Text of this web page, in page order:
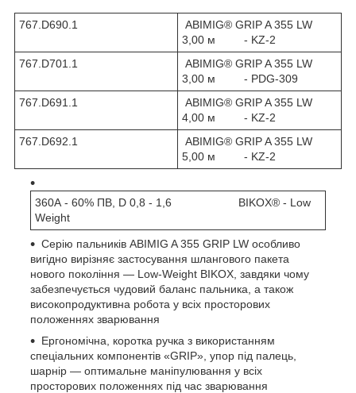
767.D690.1
ABIMIG® GRIP A 355 LW
3,00 м - KZ-2
767.D701.1
ABIMIG® GRIP A 355 LW
3,00 м - PDG-309
767.D691.1
ABIMIG® GRIP A 355 LW
4,00 м - KZ-2
767.D692.1
ABIMIG® GRIP A 355 LW
5,00 м - KZ-2
360А - 60% ПВ, D 0,8 - 1,6 BIKOX® - Low
Weight
Серію пальників ABIMIG A 355 GRIP LW особливо
вигідно вирізняє застосування шлангового пакета
нового покоління — Low-Weight BIKOX, завдяки чому
забезпечується чудовий баланс пальника, а також
високопродуктивна робота у всіх просторових
положеннях зварювання
Ергономічна, коротка ручка з використанням
спеціальних компонентів «GRIP», упор під палець,
шарнір — оптимальне маніпулювання у всіх
просторових положеннях під час зварювання